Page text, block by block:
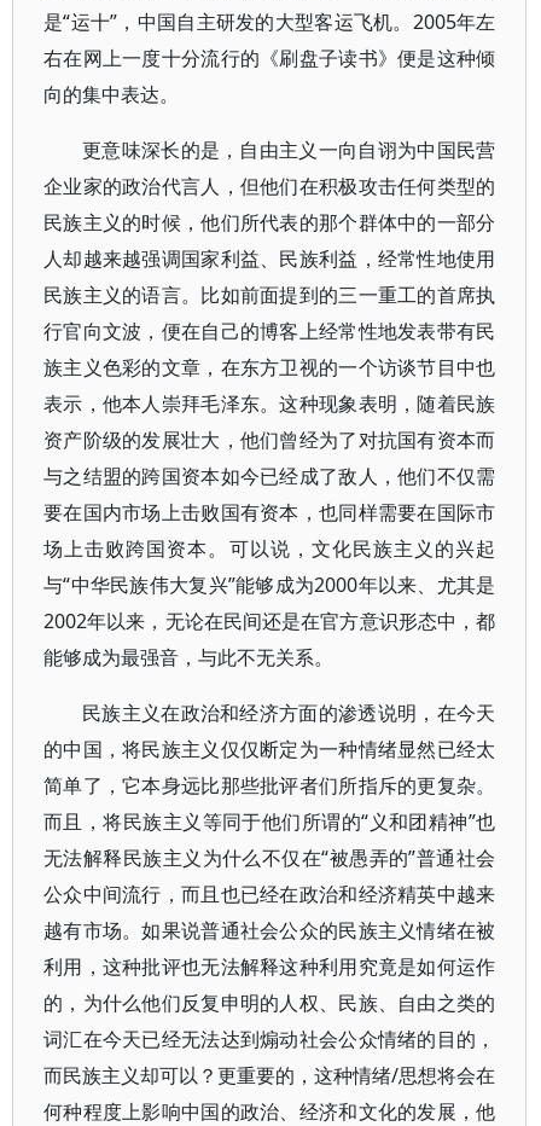
是“运十”，中国自主研发的大型客运飞机。2005年左
右在网上一度十分流行的《刷盘子读书》便是这种倾
向的集中表达。
更意味深长的是，自由主义一向自诩为中国民营
企业家的政治代言人，但他们在积极攻击任何类型的
民族主义的时候，他们所代表的那个群体中的一部分
人却越来越强调国家利益、民族利益，经常性地使用
民族主义的语言。比如前面提到的三一重工的首席执
行官向文波，便在自己的博客上经常性地发表带有民
族主义色彩的文章，在东方卫视的一个访谈节目中也
表示，他本人崇拜毛泽东。这种现象表明，随着民族
资产阶级的发展壮大，他们曾经为了对抗国有资本而
与之结盟的跨国资本如今已经成了敌人，他们不仅需
要在国内市场上击败国有资本，也同样需要在国际市
场上击败跨国资本。可以说，文化民族主义的兴起
与“中华民族伟大复兴”能够成为2000年以来、尤其是
2002年以来，无论在民间还是在官方意识形态中，都
能够成为最强音，与此不无关系。
民族主义在政治和经济方面的渗透说明，在今天
的中国，将民族主义仅仅断定为一种情绪显然已经太
简单了，它本身远比那些批评者们所指斥的更复杂。
而且，将民族主义等同于他们所谓的“义和团精神”也
无法解释民族主义为什么不仅在“被愚弄的”普通社会
公众中间流行，而且也已经在政治和经济精英中越来
越有市场。如果说普通社会公众的民族主义情绪在被
利用，这种批评也无法解释这种利用究竟是如何运作
的，为什么他们反复申明的人权、民族、自由之类的
词汇在今天已经无法达到煽动社会公众情绪的目的，
而民族主义却可以？更重要的，这种情绪/思想将会在
何种程度上影响中国的政治、经济和文化的发展，他